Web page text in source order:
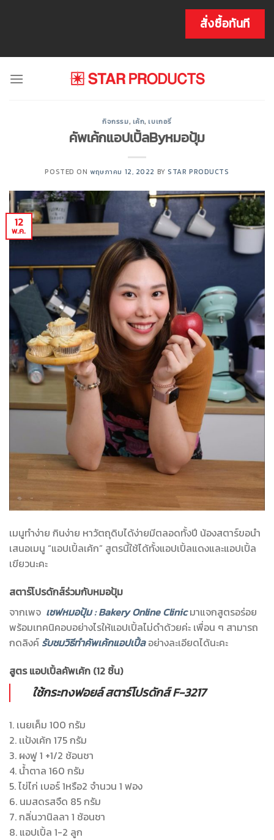
สั่งซื้อทันที
กิจกรรม,เค้ก,เบเกอรี่
คัพเค้กแอปเปิ้ลByหมอปุ้ม
POSTED ON พฤษภาคม 12, 2022 BYSTAR PRODUCTS
12
พ.ค.
เมนูทำง่าย กินง่าย หาวัตถุดิบได้ง่ายมีตลอดทั้งปี น้องสตาร์ขอนำ
เสนอเมนู “แอปเปิ้ลเค้ก” สูตรนี้ใช้ได้ทั้งแอปเปิ้ลแดงและแอปเปิ้ล
เขียวนะคะ
สตาร์โปรดักส์ร่วมกับหมอปุ้ม
จากเพจ เชฟหมอปุ้ม : Bakery Online Clinicมาแจกสูตรอร่อย
พร้อมเทคนิคอบอย่างไรให้แอปเปิ้ลไม่ดำด้วยค่ะ เพื่อน ๆ สามารถ
กดลิงค์ รับชมวิธีทำคัพเค้กแอปเปิ้ลอย่างละเอียดได้นะคะ
สูตร แอปเปิ้ลคัพเค้ก (12 ชิ้น)
ใช้กระทงฟอยล์ สตาร์โปรดักส์ F-3217
1. เนยเค็ม 100 กรัม
2. เเป้งเค้ก 175 กรัม
3. ผงฟู 1 +1/2 ช้อนชา
4. น้ำตาล 160 กรัม
5. ไข่ไก่ เบอร์ 1หรือ2 จำนวน 1 ฟอง
6. นมสดรสจืด 85 กรัม
7. กลิ่นวานิลลา 1 ช้อนชา
8. แอปเปิ้ล 1-2 ลูก